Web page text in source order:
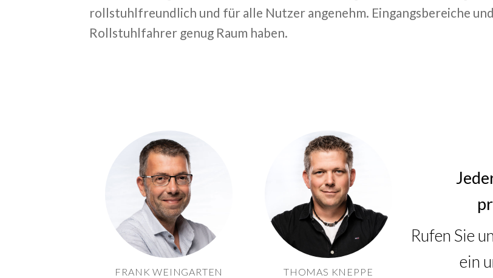
rollstuhlfreundlich und für alle Nutzer angenehm. Eingangsbereiche
Rollstuhlfahrer genug Raum haben.
FRANK WEINGARTEN THOMAS KNEPPE
Rufen Sie
ein